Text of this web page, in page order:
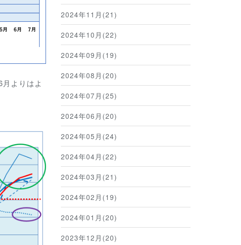
よりはよ
2024年11月(21)
2024年10月(22)
2024年09月(19)
2024年08月(20)
2024年07月(25)
2024年06月(20)
2024年05月(24)
2024年04月(22)
2024年03月(21)
2024年02月(19)
2024年01月(20)
2023年12月(20)